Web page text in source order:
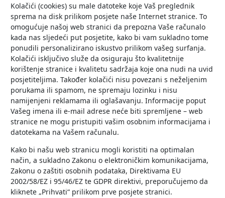
Kolačići (cookies) su male datoteke koje Vaš preglednik
sprema na disk prilikom posjete naše Internet stranice. To
omogućuje našoj web stranici da prepozna Vaše računalo
kada nas sljedeći put posjetite, kako bi vam sukladno tome
ponudili personalizirano iskustvo prilikom vašeg surfanja.
Kolačići isključivo služe da osiguraju što kvalitetnije
korištenje stranice i kvalitetu sadržaja koje ona nudi na uvid
posjetiteljima. Također kolačići nisu povezani s neželjenim
porukama ili spamom, ne spremaju lozinku i nisu
namijenjeni reklamama ili oglašavanju. Informacije poput
Vašeg imena ili e-mail adrese neće biti spremljene – web
stranice ne mogu pristupiti vašim osobnim informacijama i
datotekama na Vašem računalu.
Kako bi našu web stranicu mogli koristiti na optimalan
način, a sukladno Zakonu o elektroničkim komunikacijama,
Zakonu o zaštiti osobnih podataka, Direktivama EU
2002/58/EZ i 95/46/EZ te GDPR direktivi, preporučujemo da
kliknete „Prihvati“ prilikom prve posjete stranici.